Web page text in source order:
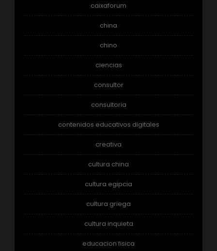
caixaforum
china
chino
ciencias
consultor
consultoria
contenidos educativos digitales
creativa
cultura china
cultura egipcia
cultura griega
cultura inquieta
educacion fisica